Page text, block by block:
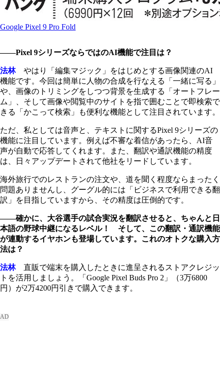
Google Pixel 9 Pro Fold
――Pixel 9シリーズならではのAI機能で注目は？
法林やはり「編集マジック」をはじめとする画像関連のAI
機能です。今回は簡単に人物の合成を行なえる「一緒に写る」
や、画像のトリミングをしつつ背景を生成する「オートフレー
ム」、そして画像や閲覧中のサイトを指で囲むことで即検索で
きる「かこって検索」も便利な機能として注目されています。
ただ、私としては音声と、テキストに関するPixel 9シリーズの
機能に注目しています。例えば不審な着信があったら、AI音
声が自動で応答してくれます。また、翻訳や通訳機能の精度
は、日々アップデートされて他社をリードしています。
海外旅行でのレストランの注文や、道を聞く程度ならまったく
問題ありませんし、グーグル的には「ビジネスで利用できる翻
訳」を目指していますから、その精度は圧倒的です。
――確かに、大谷選手の試合実況を翻訳させると、ちゃんと日
本語の野球中継になるレベル！ そして、この翻訳・通訳機能
が連動するイヤホンも登場しています。これのオトクな購入方
法は？
法林直販で端末を購入したときに進呈されるストアクレジッ
トを活用しましょう。「Google Pixel Buds Pro 2」（3万6800
円）が2万4200円引きで購入できます。